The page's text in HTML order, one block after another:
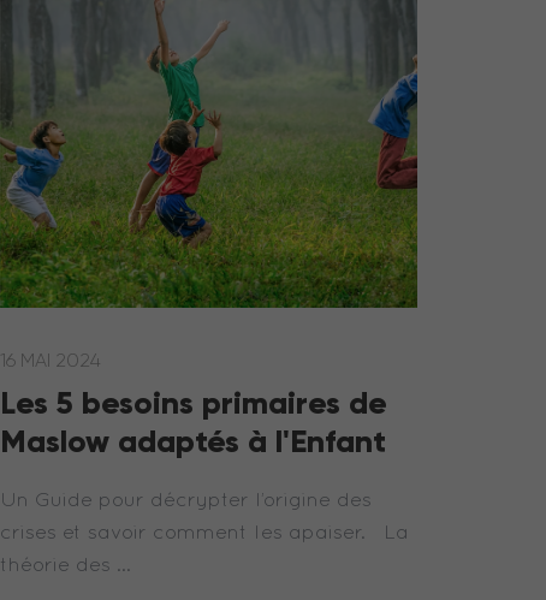
16 MAI 2024
Les 5 besoins primaires de
Maslow adaptés à l'Enfant
Un Guide pour décrypter l’origine des
crises et savoir comment les apaiser. La
théorie des …